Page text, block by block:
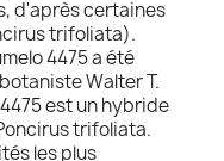
d'après certaines
trifoliata).
4475 a été
Walter T.
est un hybride
trifoliata.
les plus